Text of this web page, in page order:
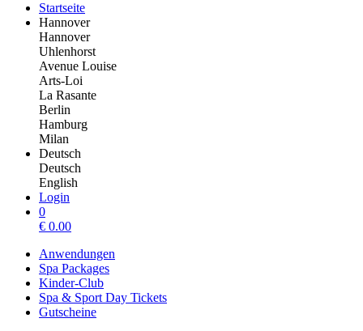
Startseite
Hannover
Hannover
Uhlenhorst
Avenue Louise
Arts-Loi
La Rasante
Berlin
Hamburg
Milan
Deutsch
Deutsch
English
Login
0
€ 0.00
Anwendungen
Spa Packages
Kinder-Club
Spa & Sport Day Tickets
Gutscheine